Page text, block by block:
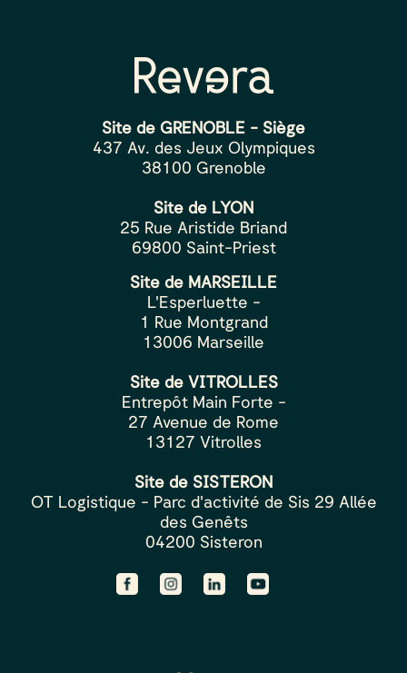
Site de GRENOBLE - Siège
437 Av. des Jeux Olympiques
38100 Grenoble
Site de LYON
25 Rue Aristide Briand
69800 Saint-Priest
Site de MARSEILLE
L'Esperluette -
1 Rue Montgrand
13006 Marseille
Site de VITROLLES
Entrepôt Main Forte -
27 Avenue de Rome
13127 Vitrolles
Site de SISTERON
OT Logistique - Parc d'activité de Sis 29 Allée
des Genêts
04200 Sisteron